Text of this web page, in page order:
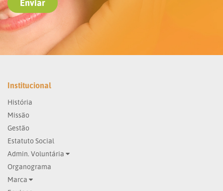
Institucional
História
Missão
Gestão
Estatuto Social
Admin. Voluntária
Organograma
Marca